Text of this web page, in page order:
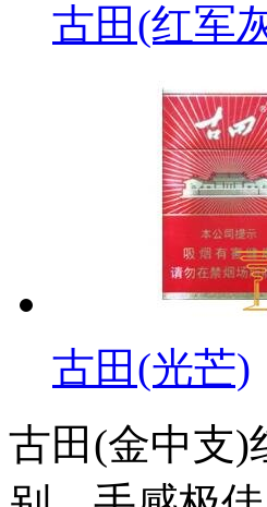
古田(红军
古田(光芒)
古田(金中支)